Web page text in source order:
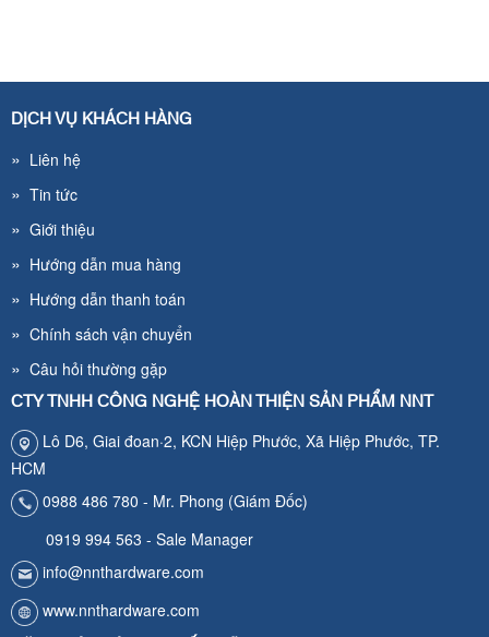
DỊCH VỤ KHÁCH HÀNG
» Liên hệ
» Tin tức
» Giới thiệu
» Hướng dẫn mua hàng
» Hướng dẫn thanh toán
» Chính sách vận chuyển
» Câu hỏi thường gặp
CTY TNHH CÔNG NGHỆ HOÀN THIỆN SẢN PHẨM NNT
Lô D6, Giai đoan·2, KCN Hiệp Phước, Xã Hiệp Phước, TP.
HCM
0988 486 780 - Mr. Phong (Giám Đốc)
0919 994 563 - Sale Manager
info@nnthardware.com
www.nnthardware.com